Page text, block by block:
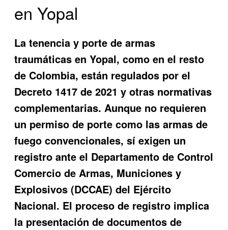
en Yopal
La tenencia y porte de armas
traumáticas en Yopal, como en el resto
de Colombia, están regulados por el
Decreto 1417 de 2021 y otras normativas
complementarias. Aunque no requieren
un permiso de porte como las armas de
fuego convencionales, sí exigen un
registro ante el Departamento de Control
Comercio de Armas, Municiones y
Explosivos (DCCAE) del Ejército
Nacional. El proceso de registro implica
la presentación de documentos de